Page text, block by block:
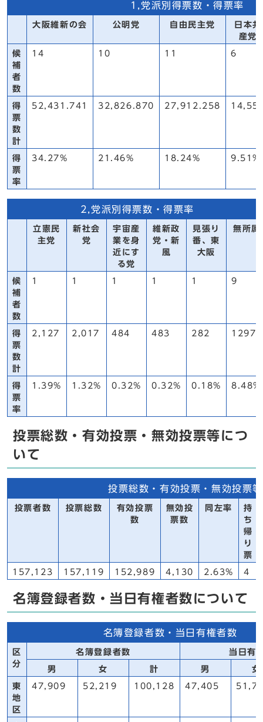
1,党派別得票数・得票率
大阪維新の会 公明党 自由民主党
日本共
産党
候
補
者
数
14 10 11 6
得
票
数
計
52,431.741 32,826.870 27,912.258
得
票
率
34.27% 21.46% 18.24% 9.51%
2,党派別得票数・得票率
立憲民
主党
新社会
党
宇宙産
業を身
近にす
る党
維新政
党・新
風
見張り
番、東
大阪
無所属
候
補
者
数
1 1 1 1 1 9
得
票
数
計
2,127 2,017 484 483 282 12973
得
票
率
1.39% 1.32% 0.32% 0.32% 0.18% 8.48%
投票総数・有効投票・無効投票等につ
いて
投票総数・有効投票・無効投票等
投票者数 投票総数
有効投票
数
無効投
票数
同左率
持
ち
帰
り
票
157,123 157,119 152,989 4,130 2.63% 4
名簿登録者数・当日有権者数について
名簿登録者数・当日有権者数
区
分
名簿登録者数 当日有
男 女 計 男 女
東
地
区
47,909 52,219 100,128 47,405